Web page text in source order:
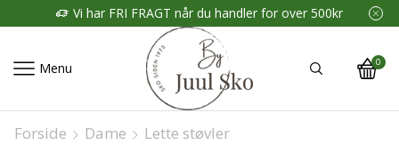
Vi har FRI FRAGT når du handler for over 500kr
Menu 0
Forside Dame Lette støvler